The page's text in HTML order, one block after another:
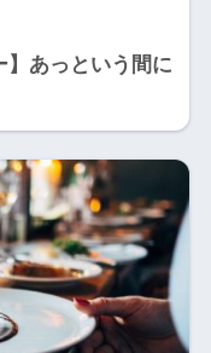
あっという間に